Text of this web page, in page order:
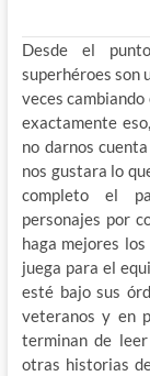
Desde el
superhéroes son
veces
exactamente
no darnos
nos gustara lo
completo el
personajes por
haga mejores
juega para el
esté bajo sus
veteranos y en
terminan de
otras historias